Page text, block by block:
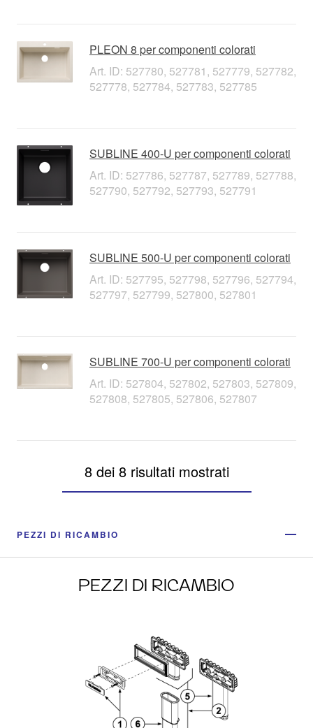
PLEON 8 per componenti colorati
Art. ID: 527780, 527781, 527779, 527782,
527778, 527784, 527783, 527785
SUBLINE 400-U per componenti colorati
Art. ID: 527786, 527787, 527789, 527788,
527790, 527792, 527793, 527791
SUBLINE 500-U per componenti colorati
Art. ID: 527795, 527798, 527796, 527794,
527797, 527799, 527800, 527801
SUBLINE 700-U per componenti colorati
Art. ID: 527804, 527802, 527803, 527809,
527808, 527805, 527806, 527807
8 dei 8 risultati mostrati
PEZZI DI RICAMBIO
PEZZI DI RICAMBIO